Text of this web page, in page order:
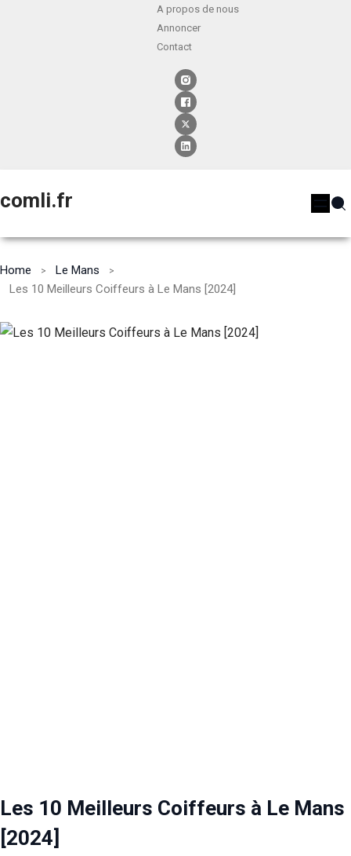
A propos de nous
Annoncer
Contact
comli.fr
Home
Le Mans
Les 10 Meilleurs Coiffeurs à Le Mans [2024]
Les 10 Meilleurs Coiffeurs à Le Mans
[2024]
fonctionnalité
et la structure
du site Web,
en fonction